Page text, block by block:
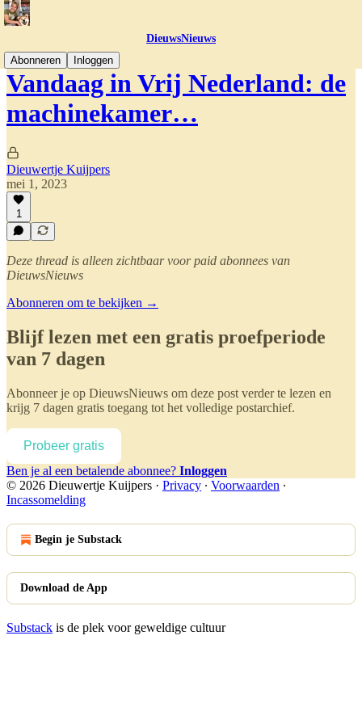
DieuwsNieuws
Abonneren
Inloggen
Vandaag in Vrij Nederland: de
machinekamer…
Dieuwertje Kuijpers
mei 1, 2023
1
Deze thread is alleen zichtbaar voor paid abonnees van
DieuwsNieuws
Abonneren om te bekijken →
Blijf lezen met een gratis proefperiode
van 7 dagen
Abonneer je op DieuwsNieuws om deze post verder te lezen en
krijg 7 dagen gratis toegang tot het volledige postarchief.
Probeer gratis
Ben je al een betalende abonnee? Inloggen
© 2026 Dieuwertje Kuijpers · Privacy ∙ Voorwaarden ∙
Incassomelding
Begin je Substack
Download de App
Substack is de plek voor geweldige cultuur